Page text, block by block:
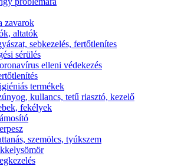
zavarok
altatók
sebkezelés, fertőtlenítes
sérülés
elleni védekezés
termékek
kullancs, tetű riasztó, kezelő
fekélyek
szemölcs, tyúkszem